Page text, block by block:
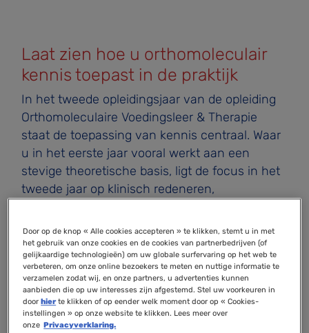
Laat zien hoe u orthomoleculair
kennis toepast in de praktijk
In het tweede opleidingsjaar van de opleiding
Orthomoleculaire Voedingsleer & Therapie
staat de toepassing van kennis centraal. Waar
u in het eerste jaar vooral werkt aan een
stevige theoretische basis, ligt de focus in het
tweede jaar op klinisch redeneren,
toetsing is hierop afgestemd en beoordeelt niet
alleen wat u weet, maar vooral ook hoe u deze
kennis in de praktijk kunt gebruiken.
De toetsing bestaat uit twee hoofdonderdelen:
het schriftelijk jaarexamen en het portfolio met
Door op de knop « Alle cookies accepteren » te klikken, stemt u in met
het gebruik van onze cookies en de cookies van partnerbedrijven (of
gelijkaardige technologieën) om uw globale surfervaring op het web te
verbeteren, om onze online bezoekers te meten en nuttige informatie te
verzamelen zodat wij, en onze partners, u advertenties kunnen
aanbieden die op uw interesses zijn afgestemd. Stel uw voorkeuren in
doorhierte klikken of op eender welk moment door op « Cookies-
instellingen » op onze website te klikken. Lees meer over
onze Privacyverklaring.